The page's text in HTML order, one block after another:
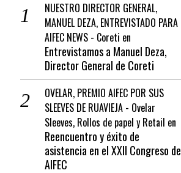
NUESTRO DIRECTOR GENERAL,
MANUEL DEZA, ENTREVISTADO PARA
AIFEC NEWS - Coreti en
Entrevistamos a Manuel Deza,
Director General de Coreti
OVELAR, PREMIO AIFEC POR SUS
SLEEVES DE RUAVIEJA - Ovelar
Sleeves, Rollos de papel y Retail en
Reencuentro y éxito de
asistencia en el XXII Congreso de
AIFEC